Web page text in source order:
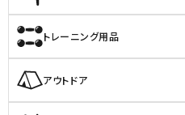
トレーニング用品
アウトドア